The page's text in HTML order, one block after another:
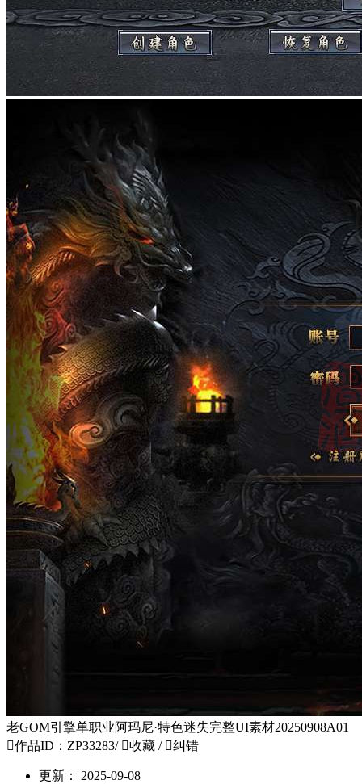
老GOM引擎单职业阿玛尼·特色迷失完整UI素材20250908A01
作品ID：ZP33283/ 收藏 / 纠错
更新：
2025-09-08